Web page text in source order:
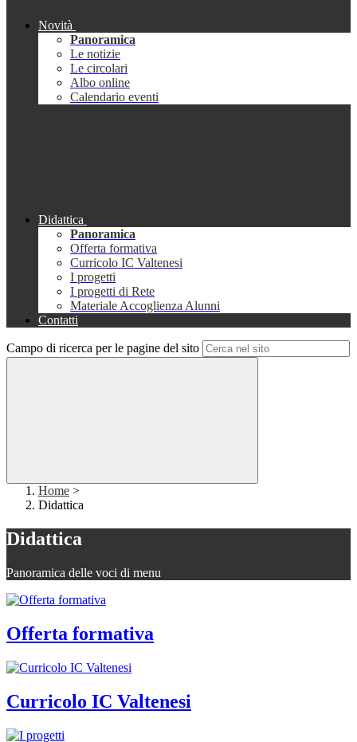
Novità
Panoramica
Le notizie
Le circolari
Albo online
Calendario eventi
Didattica
Panoramica
Offerta formativa
Curricolo IC Valtenesi
I progetti
I progetti di Rete
Materiale Accoglienza Alunni
Contatti
Campo di ricerca per le pagine del sito
Home >
Didattica
Didattica
Panoramica delle voci di menu
Offerta formativa
Curricolo IC Valtenesi